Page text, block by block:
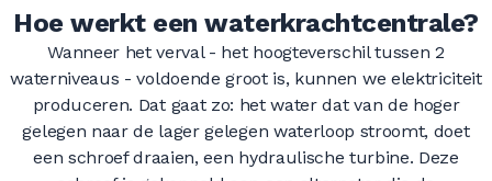
000
000
0
Hoe werkt een waterkrachtcentrale?
Wanneer het verval - het hoogteverschil tussen 2
waterniveaus - voldoende groot is, kunnen we elektriciteit
produceren. Dat gaat zo: het water dat van de hoger
gelegen naar de lager gelegen waterloop stroomt, doet
een schroef draaien, een hydraulische turbine. Deze